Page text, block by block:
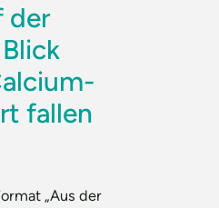
der
fallen
„Aus der